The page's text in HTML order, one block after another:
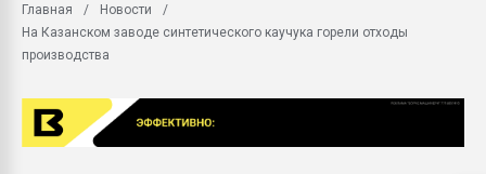
первый план в
Главная
Новости
На Казанском заводе синтетического каучука горели отходы
производства